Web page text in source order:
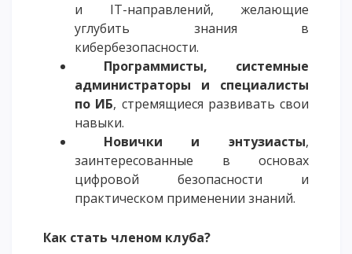
и IT-направлений, желающие
углубить знания в
кибербезопасности.
Программисты, системные
администраторы и специалисты
по ИБ, стремящиеся развивать свои
навыки.
Новички и энтузиасты,
заинтересованные в основах
цифровой безопасности и
практическом применении знаний.
Как стать членом клуба?